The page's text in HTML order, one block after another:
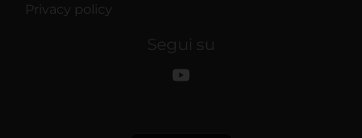
Privacy policy
Segui su